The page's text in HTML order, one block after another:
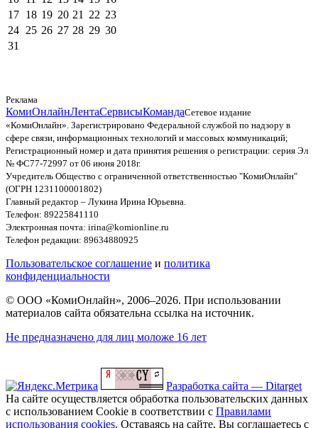
17 18 19 20 21 22 23
24 25 26 27 28 29 30
31
Реклама
КомиОнлайнЛентаСервисыКомандаСетевое издание
«КомиОнлайн». Зарегистрировано Федеральной службой по надзору в
сфере связи, информационных технологий и массовых коммуникаций;
Регистрационный номер и дата принятия решения о регистрации: серия Эл
№ ФС77-72997 от 06 июня 2018г.
Учредитель Общество с ограниченной ответственностью "КомиОнлайн"
(ОГРН 1231100001802)
Главный редактор – Лукина Ирина Юрьевна.
Телефон: 89225841110
Электронная почта: irina@komionline.ru
Телефон редакции: 89634880925
Пользовательское соглашение и политика
конфиденциальности
© ООО «КомиОнлайн», 2006–2026. При использовании
материалов сайта обязательна ссылка на источник.
Не предназначено для лиц моложе 16 лет
Разработка сайта — Ditarget
На сайте осуществляется обработка пользовательских данных
с использованием Cookie в соответствии с Правилами
использования cookies. Оставаясь на сайте, Вы соглашаетесь с